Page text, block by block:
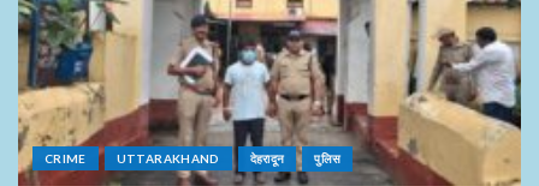
CRIME UTTARAKHAND देहरादून पुलिस